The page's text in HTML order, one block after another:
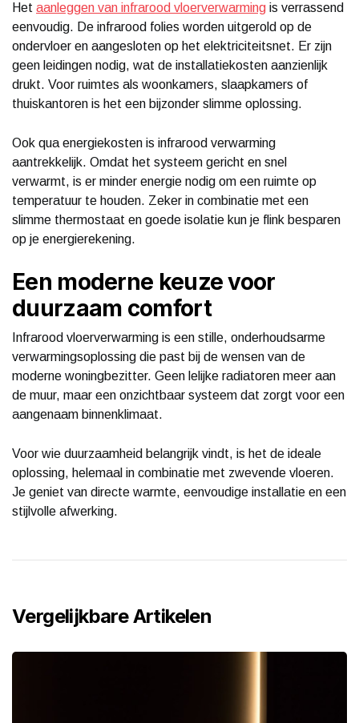
Het aanleggen van infrarood vloerverwarming is verrassend
eenvoudig. De infrarood folies worden uitgerold op de
ondervloer en aangesloten op het elektriciteitsnet. Er zijn
geen leidingen nodig, wat de installatiekosten aanzienlijk
drukt. Voor ruimtes als woonkamers, slaapkamers of
thuiskantoren is het een bijzonder slimme oplossing.
Ook qua energiekosten is infrarood verwarming
aantrekkelijk. Omdat het systeem gericht en snel
verwarmt, is er minder energie nodig om een ruimte op
temperatuur te houden. Zeker in combinatie met een
slimme thermostaat en goede isolatie kun je flink besparen
op je energierekening.
Een moderne keuze voor
duurzaam comfort
Infrarood vloerverwarming is een stille, onderhoudsarme
verwarmingsoplossing die past bij de wensen van de
moderne woningbezitter. Geen lelijke radiatoren meer aan
de muur, maar een onzichtbaar systeem dat zorgt voor een
aangenaam binnenklimaat.
Voor wie duurzaamheid belangrijk vindt, is het de ideale
oplossing, helemaal in combinatie met zwevende vloeren.
Je geniet van directe warmte, eenvoudige installatie en een
stijlvolle afwerking.
Vergelijkbare Artikelen